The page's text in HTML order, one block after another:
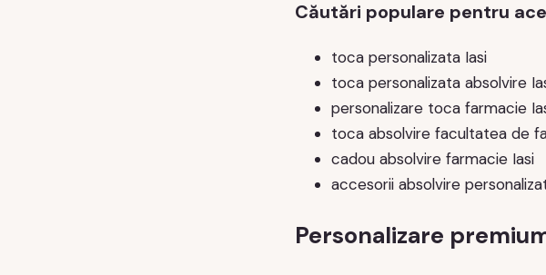
Căutări populare pentru
toca personalizata Iasi
toca personalizata absolvire
personalizare toca farmacie
toca absolvire facultatea de
cadou absolvire farmacie Iasi
accesorii absolvire
Personalizare